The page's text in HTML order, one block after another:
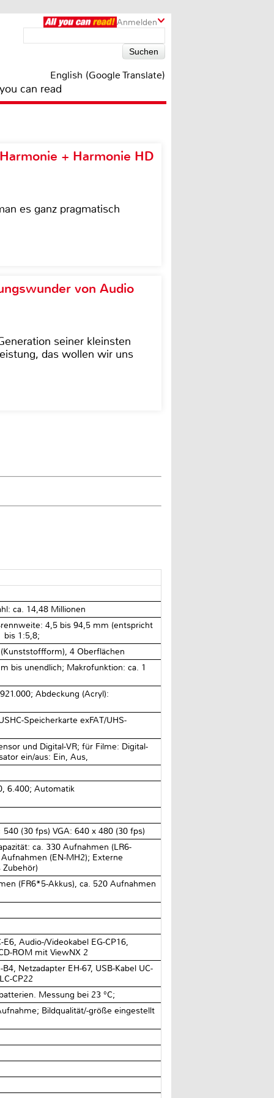
Anmelden
English (Google Translate)
can read
+ Harmonie HD
es ganz pragmatisch
von Audio
seiner kleinsten
das wollen wir uns
ca. 14,48 Millionen
4,5 bis 94,5 mm (entspricht
bis 1:5,8;
4 Oberflächen
bis unendlich; Makrofunktion: ca. 1
Abdeckung (Acryl):
Speicherkarte exFAT/UHS-
und Digital-VR; für Filme: Digital-
ein/aus: Ein, Aus,
6.400; Automatik
(30 fps) VGA: 640 x 480 (30 fps)
ca. 330 Aufnahmen (LR6-
(EN-MH2); Externe
(FR6*5-Akkus), ca. 520 Aufnahmen
Audio-/Videokabel EG-CP16,
ROM mit ViewNX 2
Netzadapter EH-67, USB-Kabel UC-
CP22
Messung bei 23 °C;
Bildqualität/-größe eingestellt